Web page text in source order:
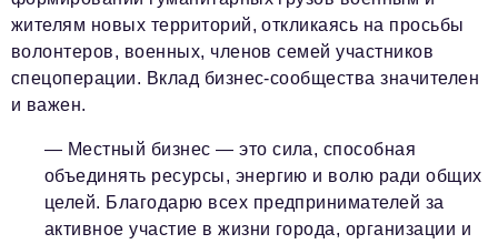
жителям новых территорий, откликаясь на просьбы
волонтеров, военных, членов семей участников
спецоперации. Вклад бизнес-сообщества значителен
и важен.
— Местный бизнес — это сила, способная
объединять ресурсы, энергию и волю ради общих
целей. Благодарю всех предпринимателей за
активное участие в жизни города, организации и